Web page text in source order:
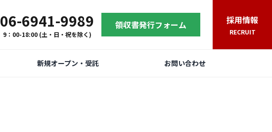
06-6941-9989
9：00-18:00 (土・日・祝を除く)
領収書発行フォーム 採用情報
RECRUIT
新規オープン・受託 お問い合わせ